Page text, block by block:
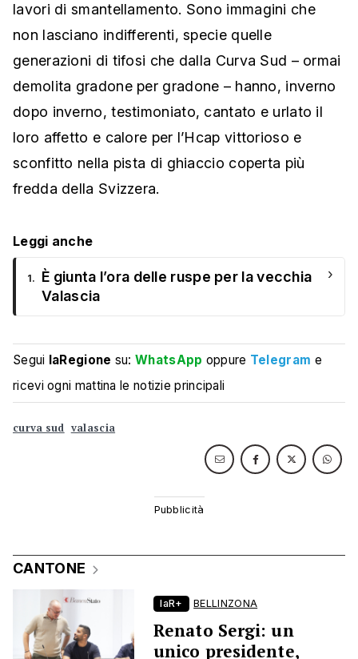
lavori di smantellamento. Sono immagini che
non lasciano indifferenti, specie quelle
generazioni di tifosi che dalla Curva Sud – ormai
demolita gradone per gradone – hanno, inverno
dopo inverno, testimoniato, cantato e urlato il
loro affetto e calore per l’Hcap vittorioso e
sconfitto nella pista di ghiaccio coperta più
fredda della Svizzera.
Leggi anche
1.
È giunta l’ora delle ruspe per la vecchia
Valascia
›
Segui laRegione su:WhatsApp oppure Telegram e
ricevi ogni mattina le notizie principali
curva sud valascia
CANTONE
laR+ BELLINZONA
Renato Sergi: un
unico presidente,